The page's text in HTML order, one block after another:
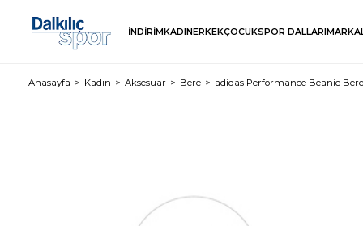
İNDİRİMKADINERKEKÇOCUKSPOR DALLARI
Anasayfa Kadın Aksesuar Bere adidas Performance Beanie Bere